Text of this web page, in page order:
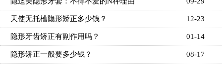
12-23
天使无托槽隐形矫正多少钱？
01-14
隐形牙齿矫正有副作用吗？
08-17
隐形矫正一般要多少钱？